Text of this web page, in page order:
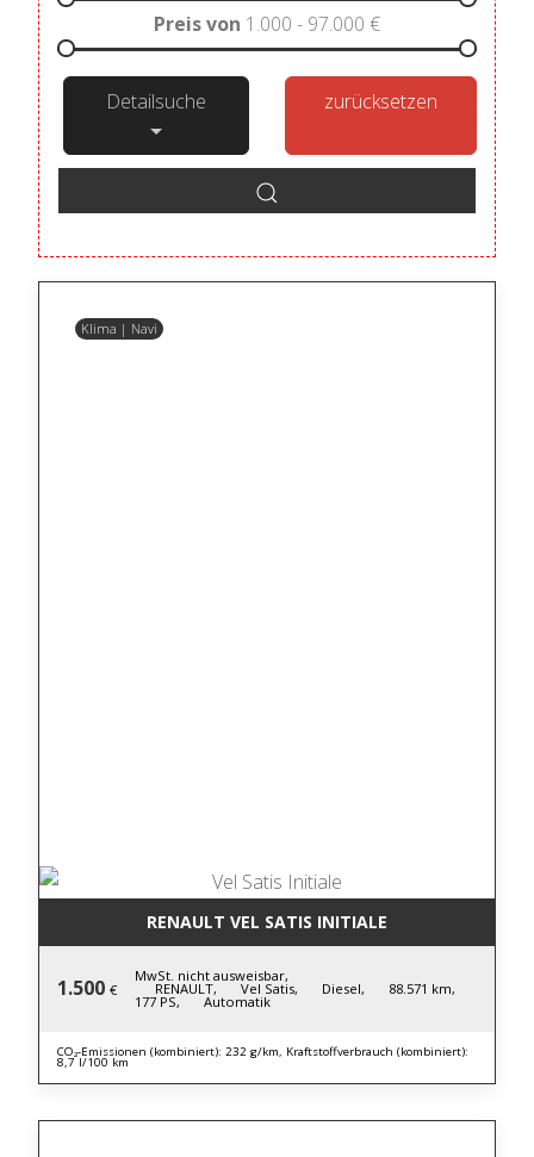
Preis von 1.000 - 97.000 €
Detailsuche zurücksetzen
Klima | Navi
RENAULT VEL SATIS INITIALE
1.500 €
MwSt. nicht ausweisbar,
RENAULT, Vel Satis, Diesel, 88.571 km,
177 PS, Automatik
CO₂-Emissionen (kombiniert): 232 g/km, Kraftstoffverbrauch (kombiniert):
8,7 l/100 km